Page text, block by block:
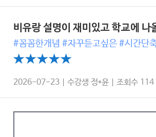
비유랑 설명이 재미있고 학교에
#꼼꼼한개념 #자꾸듣고싶은 #시간단
2026-07-23 | 수강생 정*윤 | 조회수 114